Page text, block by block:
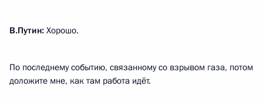
В.Путин: Хорошо.
По последнему событию, связанному со взрывом газа, потом
доложите мне, как там работа идёт.